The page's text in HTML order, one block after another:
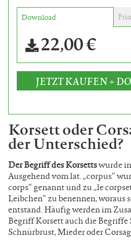
Download
22,00 €
JETZT KAUFEN +
Korsett oder
der Unterschied?
Der Begriff des Korsettswurde
Ausgehend vom lat. „corpus“
corps“ genannt und zu „le
Leibchen“ zu benennen, woraus
entstand. Häufig werden im
Begriff Korsett auch die Begriffe
Schnürbrust, Mieder oder